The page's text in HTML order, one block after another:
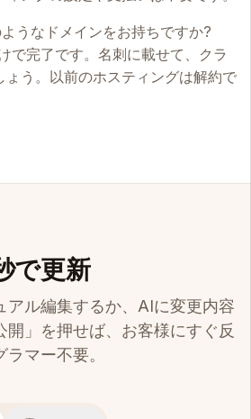
うなドメインをお持ちですか?
で完了です。名刺に載せて、クラ
ょう。以前のホスティングは解約で
で更新
アル編集するか、AIに変更内容
開」を押せば、お客様にすぐ反
マー不要。